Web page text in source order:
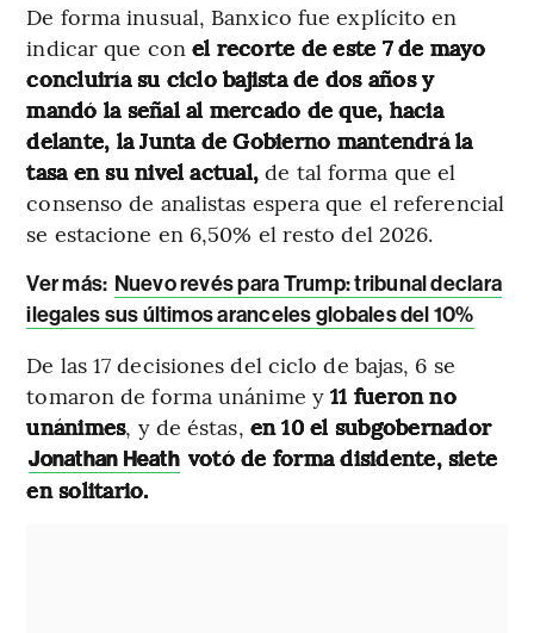
De forma inusual, Banxico fue explícito en
indicar que con el recorte de este 7 de mayo
concluiría su ciclo bajista de dos años y
mandó la señal al mercado de que, hacia
delante, la Junta de Gobierno mantendrá la
tasa en su nivel actual, de tal forma que el
consenso de analistas espera que el referencial
se estacione en 6,50% el resto del 2026.
Ver más: Nuevo revés para Trump: tribunal declara
ilegales sus últimos aranceles globales del 10%
De las 17 decisiones del ciclo de bajas, 6 se
tomaron de forma unánime y11 fueron no
unánimes, y de éstas, en 10 el subgobernador
Jonathan Heath votó de forma disidente, siete
en solitario.